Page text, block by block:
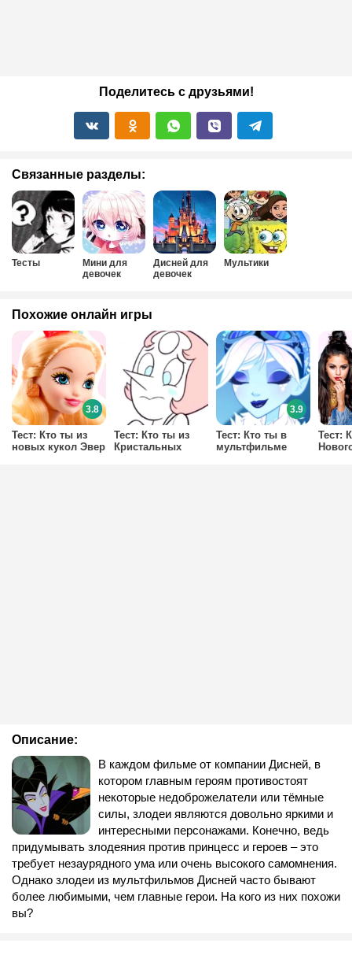
Поделитесь с друзьями!
Связанные разделы:
Тесты
Мини для
девочек
Дисней для
девочек
Мультики
Описание:
В каждом фильме от компании Дисней, в
котором главным героям противостоят
некоторые недоброжелатели или тёмные
силы, злодеи являются довольно яркими и
интересными персонажами. Конечно, ведь
придумывать злодеяния против принцесс и героев – это
требует незаурядного ума или очень высокого самомнения.
Однако злодеи из мультфильмов Дисней часто бывают
более любимыми, чем главные герои. На кого из них похожи
вы?
Похожие онлайн игры
Тест: Кто ты из
новых кукол Эвер
3.8
Тест: Кто ты из
Кристальных
Тест: Кто ты в
мультфильме
3.9
Тест: